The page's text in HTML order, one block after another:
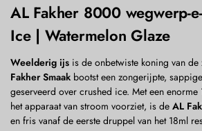
AL Fakher 8000 wegwerp-
Ice | Watermelon Glaze
Weelderig ijs is de onbetwiste koning van de
Fakher Smaak bootst een zongerijpte,
geserveerd over crushed ice. Met een
het apparaat van stroom voorziet, is de AL
en fris vanaf de eerste druppel van het 18ml